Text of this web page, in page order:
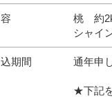
桃 約
シャイ
期間 通年申
★下記